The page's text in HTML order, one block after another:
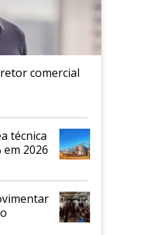
comercial
técnica
2026